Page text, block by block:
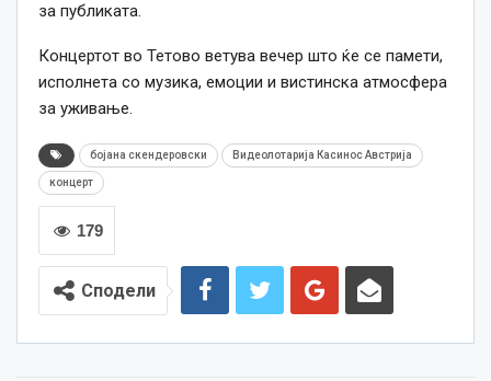
за публиката.
Концертот во Тетово ветува вечер што ќе се памети,
исполнета со музика, емоции и вистинска атмосфера
за уживање.
бојана скендеровски Видеолотарија Касинос Австрија
концерт
179
Сподели